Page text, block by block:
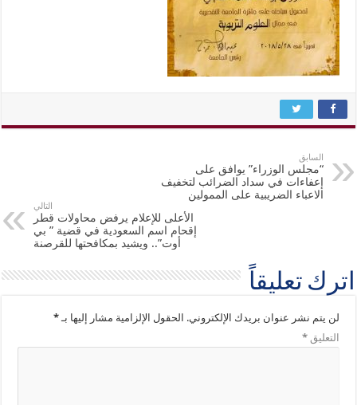
السابق
“مجلس الوزراء” يوافق على
إعفاءات في سداد الضرائب لتخفيف
الاعباء الضريبية على الممولين
التالي
الأعلى للإعلام يرفض محاولات قطر
إقحام اسم السعودية في قضية ” بي
أوت”.. ويشيد بمكافحتها للقرصنة
اترك تعليقاً
لن يتم نشر عنوان بريدك الإلكتروني. الحقول الإلزامية مشار إليها بـ*
التعليق*